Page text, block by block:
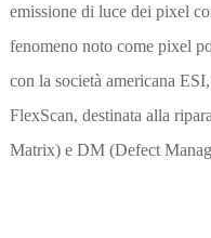
emissione di luce dei pixel
fenomeno noto come pixel
con la società americana
FlexScan, destinata alla
Matrix) e DM (Defect